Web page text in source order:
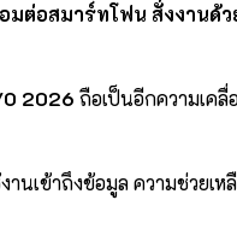
ต่อสมาร์ทโฟน สั่งงานด้
2026 ถือเป็นอีกความเค
านเข้าถึงข้อมูล ความช่วยเห